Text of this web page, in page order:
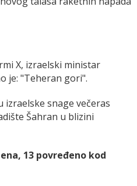
X, izraelski ministar
je: "Teheran gori".
snage večeras
Šahran u blizini
13 povređeno kod